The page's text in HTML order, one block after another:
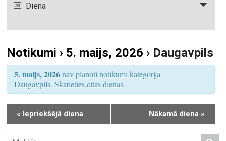
S
e
r
c
h
i
u
m
V
i
Diena
Notikumi › 5. maijs, 2026 › Daugavpils
5. maijs, 2026nav plānoti notikumi kategorijā
Daugavpils. Skatieties citas dienas.
« Iepriekšējā diena Nākamā diena »